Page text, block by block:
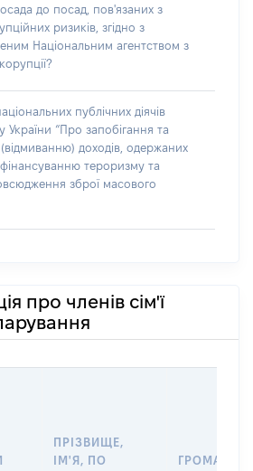
до посад, пов'язаних з
ризиків, згідно з
Національним агентством з
публічних діячів
України “Про запобігання та
(відмиванню) доходів, одержаних
тероризму та
зброї масового
про членів сім'ї
ПРІЗВИЩЕ,
ІМ'Я, ПО